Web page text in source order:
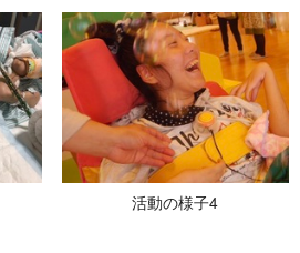
活動の様子4